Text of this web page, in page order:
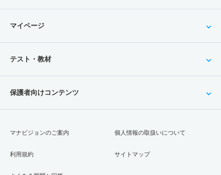
マイページ
テスト・教材
保護者向けコンテンツ
マナビジョンのご案内
利用規約
個人情報の取扱いについて
サイトマップ